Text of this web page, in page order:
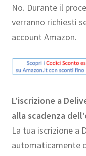
No. Durante il
verranno richiesti
account Amazon.
L’iscrizione a
alla scadenza
La tua iscrizione a
automaticamente